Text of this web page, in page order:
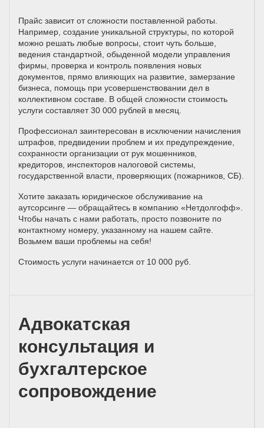
Прайс зависит от сложности поставленной работы.
Например, создание уникальной структуры, по которой
можно решать любые вопросы, стоит чуть больше,
ведения стандартной, обыденной модели управления
фирмы, проверка и контроль появления новых
документов, прямо влияющих на развитие, замерзание
бизнеса, помощь при усовершенствовании дел в
коллективном составе. В общей сложности стоимость
услуги составляет 30 000 рублей в месяц.
Профессионал заинтересован в исключении начисления
штрафов, предвидении проблем и их предупреждение,
сохранности организации от рук мошенников,
кредиторов, инспекторов налоговой системы,
государственной власти, проверяющих (пожарников, СБ).
Хотите заказать юридическое обслуживание на
аутсорсинге — обращайтесь в компанию «Нетдолгофф».
Чтобы начать с нами работать, просто позвоните по
контактному номеру, указанному на нашем сайте.
Возьмем ваши проблемы на себя!
Стоимость услуги начинается от 10 000 руб.
Адвокатская
консультация и
бухгалтерское
сопровождение